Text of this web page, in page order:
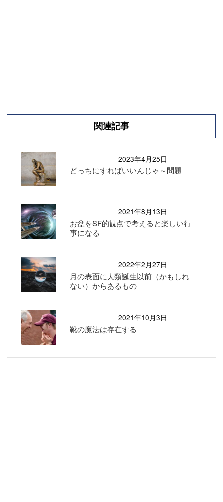
関連記事
2023年4月25日
どっちにすればいいんじゃ～問題
2021年8月13日
お盆をSF的観点で考えると楽しい行
事になる
2022年2月27日
月の表面に人類誕生以前（かもしれ
ない）からあるもの
2021年10月3日
靴の魔法は存在する